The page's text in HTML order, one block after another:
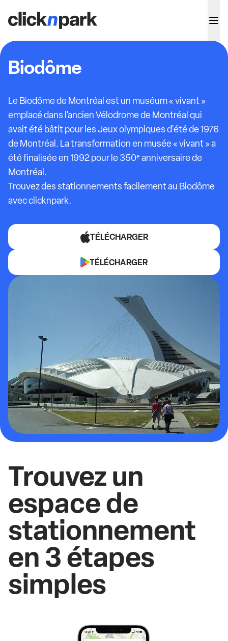
Biodôme
Le Biodôme de Montréal est un muséum « vivant »
emplacé dans l'ancien Vélodrome de Montréal qui
avait été bâtit pour les Jeux olympiques d'été de 1976
de Montréal. La transformation en musée « vivant » a
été finalisée en 1992 pour le 350ᵉ anniversaire de
Montréal.
Trouvez des stationnements facilement au Biodôme
avec clicknpark.
TÉLÉCHARGER
TÉLÉCHARGER
Trouvez un
espace de
stationnement
en 3 étapes
simples